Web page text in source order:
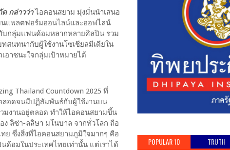
กล่าวว่าไอคอนสยาม มุ่งมั่นนำเสนอ
นแพลตฟอร์มออนไลน์และออฟไลน์
บกลุ่มแฟนด้อมหลากหลายศิลปิน รวม
สนทนากับผู้ใช้งานโซเชียลมีเดียใน
อาชนะใจกลุ่มเป้าหมายได้
Thailand Countdown 2025 ที่
ลอดจนมีปฏิสัมพันธ์กับผู้ใช้งานบน
งานอยู่ตลอด ทำให้ไอคอนสยามขึ้น
ลิซ่า-ลลิษา มโนบาล จากทั่วโลก ถือ
ย ซึ่งสิ่งที่ไอคอนสยามภูมิใจมากๆ คือ
อมในประเทศไทยเท่านั้น แต่เราได้
POPULAR 10 TRUTH